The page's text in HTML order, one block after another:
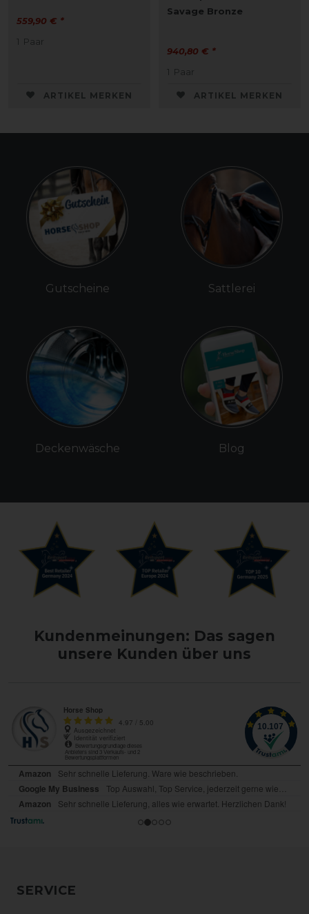
559,90 € *
1 Paar
ARTIKEL MERKEN
Savage Bronze
940,80 € *
1 Paar
ARTIKEL MERKEN
Gutscheine
Deckenwäsche
Sattlerei
Blog
Kundenmeinungen: Das sagen
unsere Kunden über uns
SERVICE